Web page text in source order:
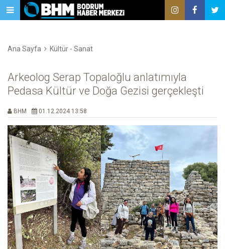
Ana Sayfa Kültür - Sanat
Arkeolog Serap Topaloğlu anlatımıyla
Pedasa Kültür ve Doğa Gezisi gerçekleşti
BHM 01.12.2024 13:58